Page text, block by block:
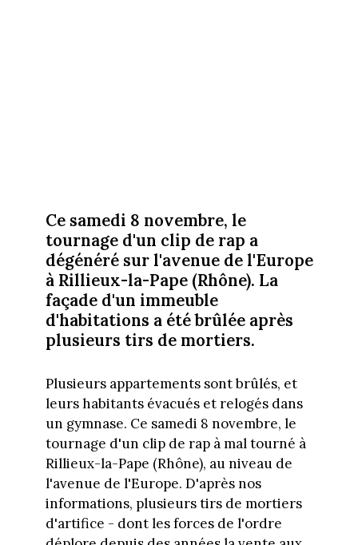
Ce samedi 8 novembre, le
tournage d'un clip de rap a
dégénéré sur l'avenue de l'Europe
à Rillieux-la-Pape (Rhône). La
façade d'un immeuble
d'habitations a été brûlée après
plusieurs tirs de mortiers.
Plusieurs appartements sont brûlés, et
leurs habitants évacués et relogés dans
un gymnase. Ce samedi 8 novembre, le
tournage d'un clip de rap à mal tourné à
Rillieux-la-Pape (Rhône), au niveau de
l'avenue de l'Europe. D'après nos
informations, plusieurs tirs de mortiers
d'artifice - dont les forces de l'ordre